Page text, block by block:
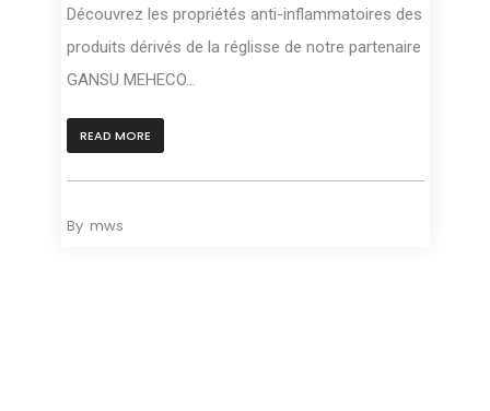
Découvrez les propriétés anti-inflammatoires des
produits dérivés de la réglisse de notre partenaire
GANSU MEHECO...
READ MORE
By mws